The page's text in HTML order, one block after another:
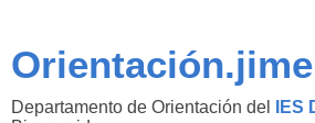
Departamento de Orientación del IES